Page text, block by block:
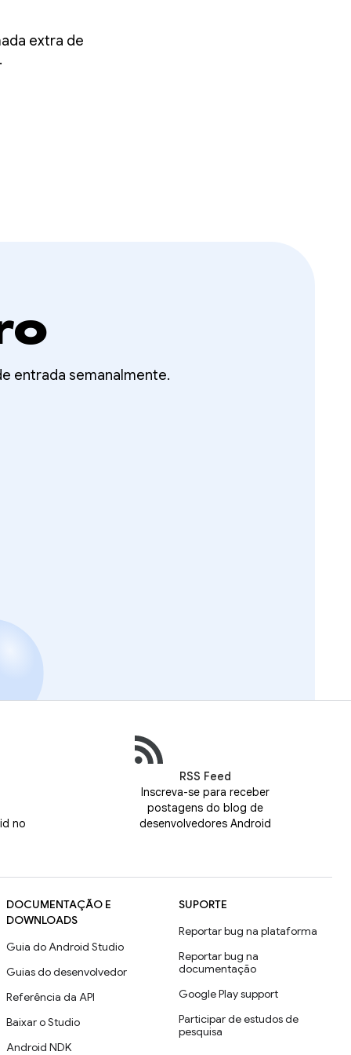
extra de
entrada semanalmente.
no
RSS Feed
Inscreva-se para receber
postagens do blog de
desenvolvedores Android
DOCUMENTAÇÃO E
DOWNLOADS
Guia do Android Studio
Guias do desenvolvedor
Referência da API
Baixar o Studio
Android NDK
SUPORTE
Reportar bug na plataforma
Reportar bug na
documentação
Google Play support
Participar de estudos de
pesquisa